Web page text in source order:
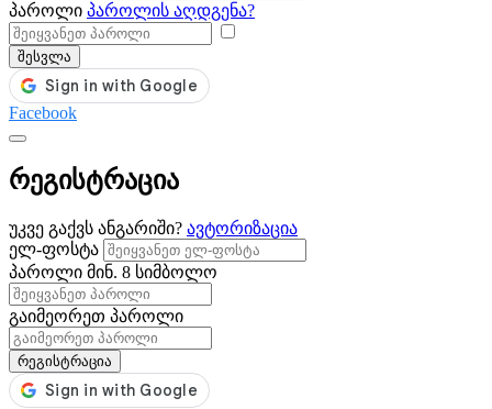
პაროლი პაროლის აღდგენა?
შესვლა
Facebook
რეგისტრაცია
უკვე გაქვს ანგარიში? ავტორიზაცია
ელ-ფოსტა
პაროლი მინ. 8 სიმბოლო
გაიმეორეთ პაროლი
რეგისტრაცია